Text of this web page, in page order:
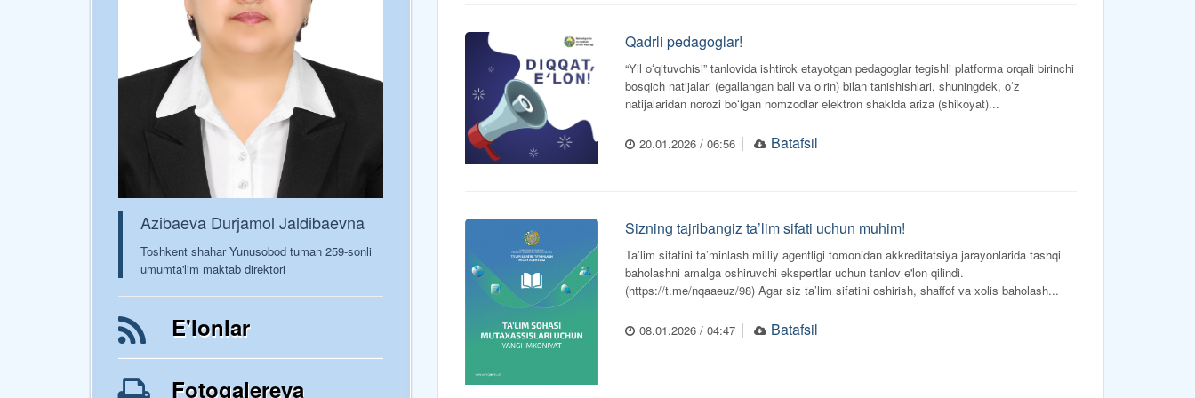
Azibaeva Durjamol Jaldibaevna
Toshkent shahar Yunusobod tuman 259-sonli
umumta'lim maktab direktori
E'lonlar
Fotogalereya
Qadrli pedagoglar!
“Yil oʻqituvchisi” tanlovida ishtirok etayotgan pedagoglar tegishli platforma orqali birinchi
bosqich natijalari (egallangan ball va oʻrin) bilan tanishishlari, shuningdek, oʻz
natijalaridan norozi boʻlgan nomzodlar elektron shaklda ariza (shikoyat)...
20.01.2026 / 06:56 Batafsil
Sizning tajribangiz ta’lim sifati uchun muhim!
Ta’lim sifatini ta’minlash milliy agentligi tomonidan akkreditatsiya jarayonlarida tashqi
baholashni amalga oshiruvchi ekspertlar uchun tanlov e'lon qilindi.
(https://t.me/nqaaeuz/98) Agar siz ta’lim sifatini oshirish, shaffof va xolis baholash...
08.01.2026 / 04:47 Batafsil